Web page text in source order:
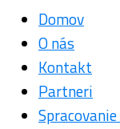
Domov
O nás
Kontakt
Partneri